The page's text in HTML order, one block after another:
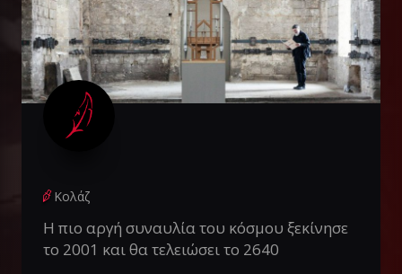
Κολάζ
Η πιο αργή συναυλία του κόσμου ξεκίνησε
το 2001 και θα τελειώσει το 2640